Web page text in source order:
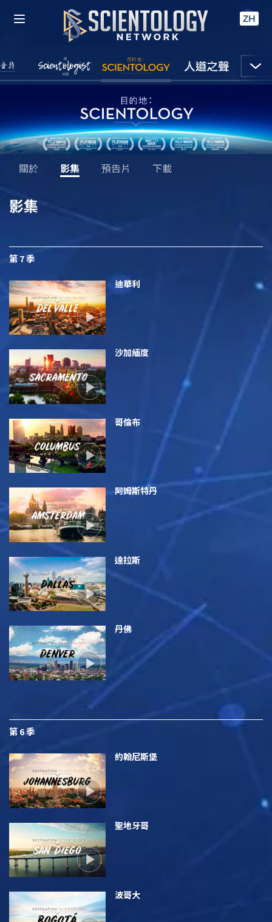
ZH
關於 影集 預告片 下載
影集
第 7 季
迪華利
沙加緬度
哥倫布
阿姆斯特丹
達拉斯
丹佛
第 6 季
約翰尼斯堡
聖地牙哥
波哥大